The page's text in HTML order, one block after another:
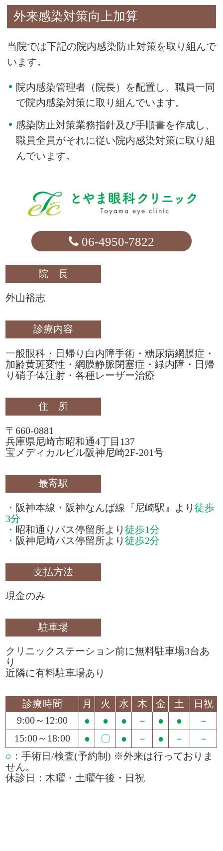
外来感染対策向上加算
当院では下記の院内感染防止対策を取り組んで
います。
院内感染管理者（院長）を配置し、職員一同
で院内感染対策に取り組んでいます。
感染防止対策業務指針及び手順書を作成し、
職員全員がそれに従い院内感染対策に取り組
んでいます。
06-4950-7822
院 長
外山裕志
診療内容
一般眼科・日帰り白内障手術・糖尿病網膜症・
加齢黄斑変性・網膜静脈閉塞症・緑内障・日帰
り硝子体注射・各種レーザー治療
住 所
〒660-0881
兵庫県尼崎市昭和通4丁目137
宝メディカルビル阪神尼崎2F-201号
最寄駅
・ 阪神本線・阪神なんば線 『尼崎駅』 より徒歩
3分
・ 昭和通りバス停留所より徒歩1分
・ 阪神尼崎バス停留所より徒歩2分
支払方法
現金のみ
駐車場
クリニックステーション前に無料駐車場3台あ
り
近隣に有料駐車場あり
○ ：手術日/検査(予約制) ※外来は行っておりま
せん。
休診日：木曜・土曜午後・日祝
診療時間 月 火 水 木 金 土
日祝
9:00～12:00
● ● ● － ● ●
－
15:00～18:00
● 〇 ● － ● － －